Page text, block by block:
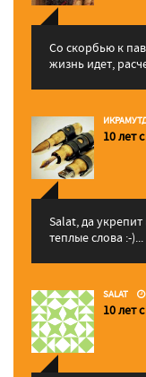
Со скорбью к
жизнь идет,
10 лет
Salat, да укрепит
теплые слова :-)...
SALAT
10 лет